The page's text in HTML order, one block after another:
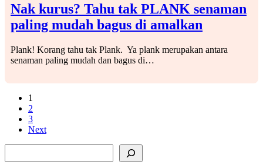
Nak kurus? Tahu tak PLANK senaman
paling mudah bagus di amalkan
Plank! Korang tahu tak Plank. Ya plank merupakan antara
senaman paling mudah dan bagus di…
1
2
3
Next